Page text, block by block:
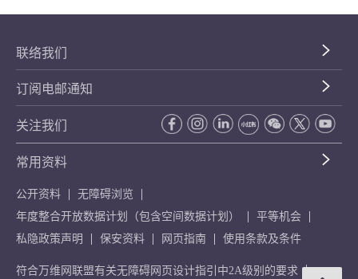
联络我们
订阅电邮通知
关注我们
常用资料
公开资料
无障碍浏览
年度整合开放数据计划（包含空间数据计划）
平等机会
私隐政策声明
保安资料 网页指南 使用条款及条件
符合万维网联盟有关无障碍网页设计指引中2A级别的要求